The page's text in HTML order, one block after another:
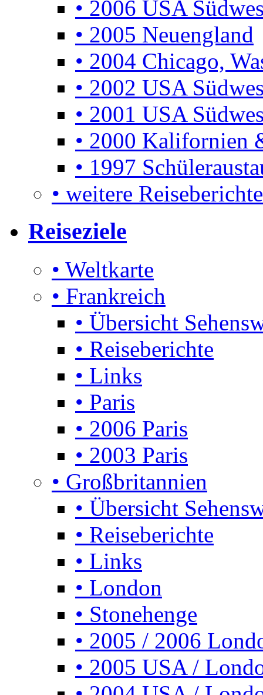
• 2006 USA
• 2005 Neuengland
• 2004 Chicago,
• 2002 USA
• 2001 USA
• 2000 Kalifornien
• 1997
• weitere
Reiseziele
• Weltkarte
• Frankreich
• Übersicht
• Reiseberichte
• Links
• Paris
• 2006 Paris
• 2003 Paris
• Großbritannien
• Übersicht
• Reiseberichte
• Links
• London
• Stonehenge
• 2005 / 2006
• 2005 USA /